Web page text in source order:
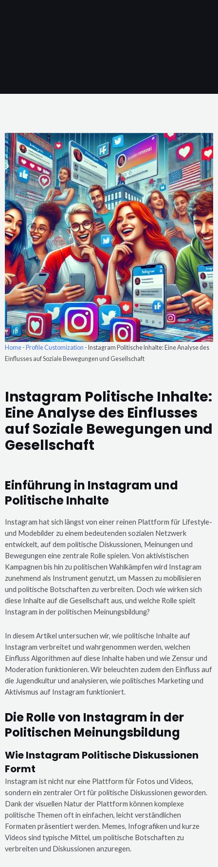
Home - Profile Customization - Instagram Politische Inhalte: Eine Analyse des
Einflusses auf Soziale Bewegungen und Gesellschaft
Instagram Politische Inhalte:
Eine Analyse des Einflusses
auf Soziale Bewegungen und
Gesellschaft
Einführung in Instagram und
Politische Inhalte
Instagram hat sich längst von einer reinen Plattform für Lifestyle-
und Modebilder zu einem bedeutenden sozialen Netzwerk
entwickelt, auf dem politische Diskussionen, Meinungen und
Bewegungen eine zentrale Rolle spielen. Von aktivistischen
Kampagnen bis hin zu politischen Wahlkämpfen wird Instagram
zunehmend als Instrument genutzt, um Massen zu mobilisieren
und politische Botschaften zu verbreiten. Doch wie wirken sich
diese Inhalte auf die Gesellschaft aus, und welche Rolle spielt
Instagram in der politischen Meinungsbildung?
In diesem Artikel untersuchen wir, wie politische Inhalte auf
Instagram verbreitet und wahrgenommen werden, welchen
Einfluss Algorithmen auf diese Inhalte haben und wie Zensur und
Moderation funktionieren. Wir beleuchten zudem den Einfluss auf
die Jugendkultur und analysieren, wie politisches Marketing und
Aktivismus auf Instagram funktioniert.
Die Rolle von Instagram in der
Politischen Meinungsbildung
Wie Instagram Politische Diskussionen
Formt
Instagram ist nicht nur eine Plattform für Fotos und Videos,
sondern ein zentraler Ort für politische Diskussionen geworden.
Dank der visuellen Natur der Plattform können komplexe
politische Themen oft in einfachen, leicht verständlichen
Formaten präsentiert werden. Memes, Infografiken und kurze
Videos sind typische Mittel, um politische Botschaften zu
verbreiten und Diskussionen anzuregen.